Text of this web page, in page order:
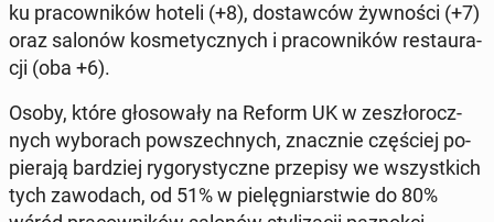
ku pra­cow­ni­ków hoteli (+8), do­staw­ców żyw­no­ści (+7)
oraz salonów ko­sme­tycz­nych i pra­cow­ni­ków re­stau­ra­
cji (oba +6).
Osoby, które gło­so­wa­ły na Reform UK w ze­szło­rocz­
nych wy­bo­rach po­wszech­nych, znacz­nie czę­ściej po­
pie­ra­ją bar­dziej ry­go­ry­stycz­ne prze­pi­sy we wszyst­kich
tych za­wo­dach, od 51% w pie­lę­gniar­stwie do 80%